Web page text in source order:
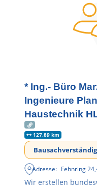
* Ing.- Büro
Ingenieure
Haustechnik
127.89 km
Adresse: Fehnring 24,
Wir erstellen